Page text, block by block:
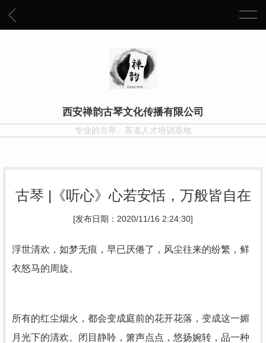
西安禅韵古琴文化传播有限公司
专业的古琴、茶道人才培训基地
古琴 |《听心》心若安恬，万般皆自在
[发布日期：2020/11/16 2:24:30]
浮世清欢，如梦无痕，早已厌倦了，风尘往来的纷繁，鲜
衣怒马的周旋。
所有的红尘烟火，都会变成庭前的花开花落，变成这一媚
月光下的清欢。闭目静聆，箫声点点，悠扬婉转，品一种